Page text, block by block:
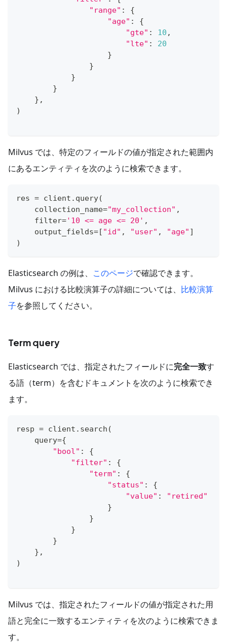
"range" :
{
"age" :
{
"gte" : 10 ,
"lte" :
20
}
}
}
}
} ,
)
Milvus では、特定のフィールドの値が指定された範囲内
にあるエンティティを次のように検索できます。
res = client . query(
    collection_name
="my_collection" ,
filter='10 <= age <= 20' ,
    output_fields
=[ "id" , "user" , "age" ]
)
Elasticsearch の例は、 このページで確認できます。
Milvus における比較演算子の詳細については、 比較演算
子を参照してください。
Term query
Elasticsearch では、指定されたフィールドに完全一致す
る語（term）を含むドキュメントを次のように検索でき
ます。
resp = client . search (
    query
={
"bool" :
{
"filter" :
{
"term" :
{
"status" :
{
"value" :
"retired"
}
}
}
}
} ,
)
Milvus では、指定されたフィールドの値が指定された用
語と完全に一致するエンティティを次のように検索できま
す。